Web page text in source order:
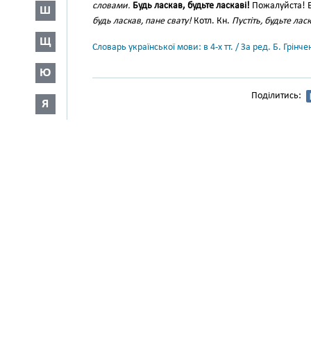
Ш
Щ
Ю
Я
словами. Будь ласкав, будьте ласкаві! Пожалуйста!
будь ласкав, пане свату!Котл. Кн. Пустіть, будьте
Словарь української мови: в 4-х тт. / За ред. Б.
Поділитись: